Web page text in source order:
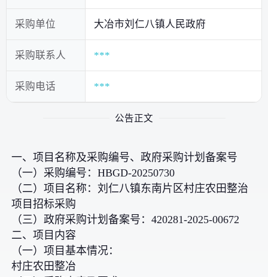
采购单位 大冶市刘仁八镇人民政府
采购联系人 ***
采购电话 ***
公告正文
一、项目名称及采购编号、政府采购计划备案号
（一）采购编号：HBGD-20250730
（二）项目名称：刘仁八镇东南片区村庄农田整治
项目招标采购
（三）政府采购计划备案号：420281-2025-00672
二、项目内容
（一）项目基本情况：
村庄农田整冶